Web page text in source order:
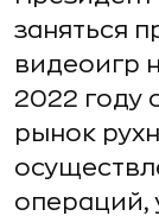
заняться
видеоигр
2022 году
рынок
операций,